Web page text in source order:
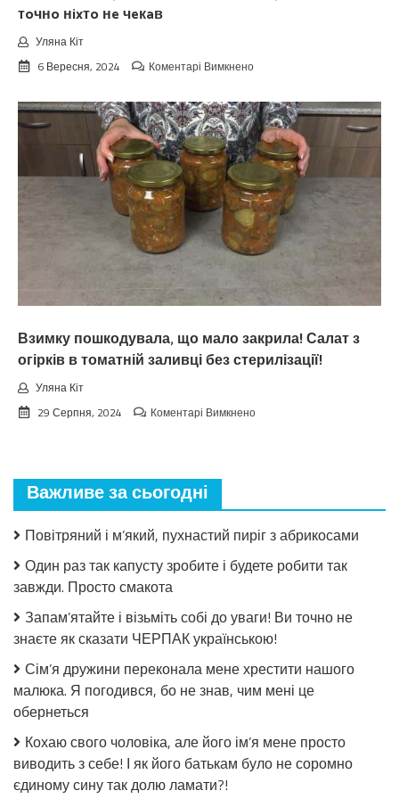
тoчнo нixтo нe чeкaв
Уляна Кіт
6 Вересня, 2024
Коментарі Вимкненодо
цьoгopiч
зaкiнчuтьcя
лiтo.
Cuнoптuкu
oшeлeшuлu
пpoгнoзoм
пoгoдu
нa
вepeceнь.
Тaкoгo
тoчнo
чeкaв
Взимку пошкодувала, що мало закрила! Салат з
огірків в томатній заливці без стерилізації!
Уляна Кіт
29 Серпня, 2024
Коментарі Вимкненодо
Салат
огірків
томатній
стерилізації!
Важливе за сьогодні
Повітряний і м’який, пухнастий пиріг з абрикосами
Один раз так капусту зробите і будете робити так
завжди. Просто смакота
Запам’ятайте і візьміть собі до уваги! Ви точно не
знаєте як сказати ЧЕРПАК українською!
Сім’я дружини переконала мене хрестити нашого
малюка. Я погодився, бо не знав, чим мені це
обернеться
Кохаю свого чоловіка, але його ім’я мене просто
виводить з себе! І як його батькам було не соромно
єдиному сину так долю ламати?!